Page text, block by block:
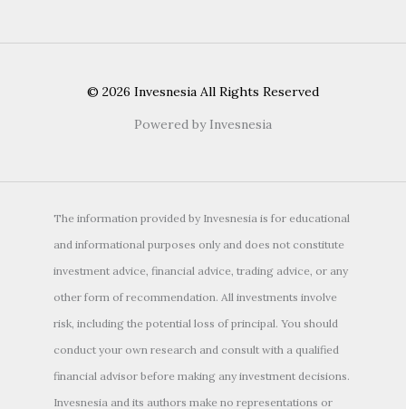
© 2026 Invesnesia All Rights Reserved
Powered by Invesnesia
The information provided by Invesnesia is for educational
and informational purposes only and does not constitute
investment advice, financial advice, trading advice, or any
other form of recommendation. All investments involve
risk, including the potential loss of principal. You should
conduct your own research and consult with a qualified
financial advisor before making any investment decisions.
Invesnesia and its authors make no representations or